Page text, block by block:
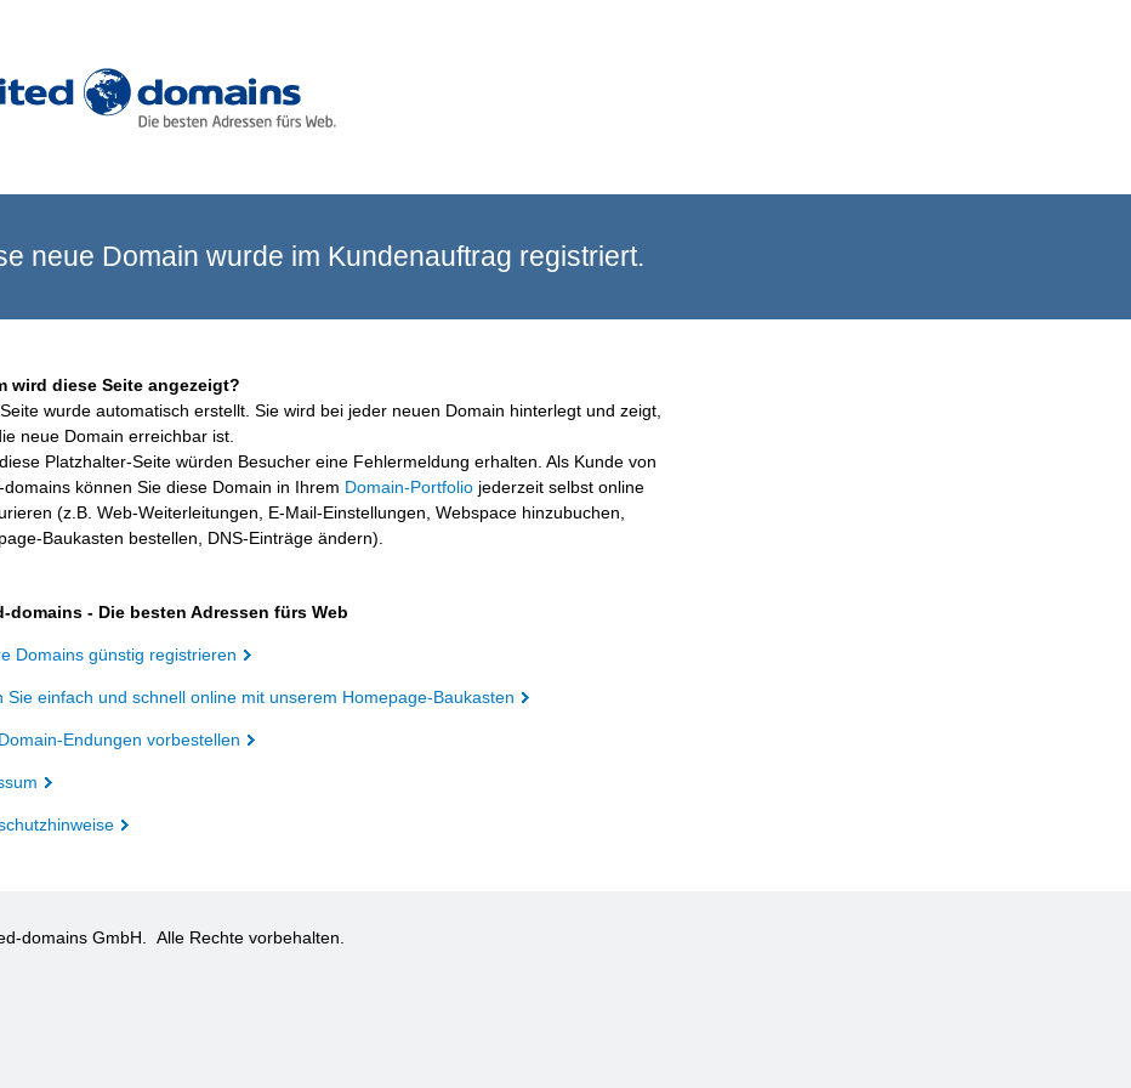
neue Domain wurde im Kundenauftrag registriert.
wird diese Seite angezeigt?
wurde automatisch erstellt. Sie wird bei jeder neuen Domain hinterlegt und zeigt,
neue Domain erreichbar ist.
Platzhalter-Seite würden Besucher eine Fehlermeldung erhalten. Als Kunde von
domains können Sie diese Domain in Ihrem Domain-Portfolio jederzeit selbst online
(z.B. Web-Weiterleitungen, E-Mail-Einstellungen, Webspace hinzubuchen,
Baukasten bestellen, DNS-Einträge ändern).
domains - Die besten Adressen fürs Web
Domains günstig registrieren
Sie einfach und schnell online mit unserem Homepage-Baukasten
Endungen vorbestellen
domains GmbH. Alle Rechte vorbehalten.